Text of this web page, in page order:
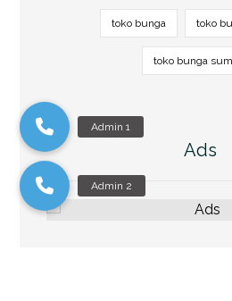
toko bunga toko
toko bunga
Ads